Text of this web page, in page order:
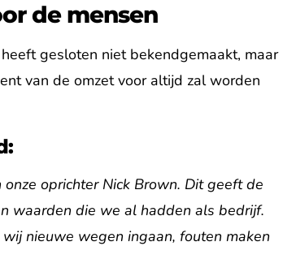
de mensen
gesloten niet bekendgemaakt, maar
van de omzet voor altijd zal worden
oprichter Nick Brown. Dit geeft de
waarden die we al hadden als bedrijf.
nieuwe wegen ingaan, fouten maken